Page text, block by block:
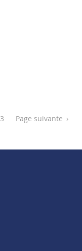
3 ›
Page suivante